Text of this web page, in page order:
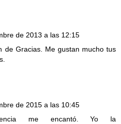
de 2013 a las 12:15
de Gracias. Me gustan mucho tus
de 2015 a las 10:45
me encantó. Yo la